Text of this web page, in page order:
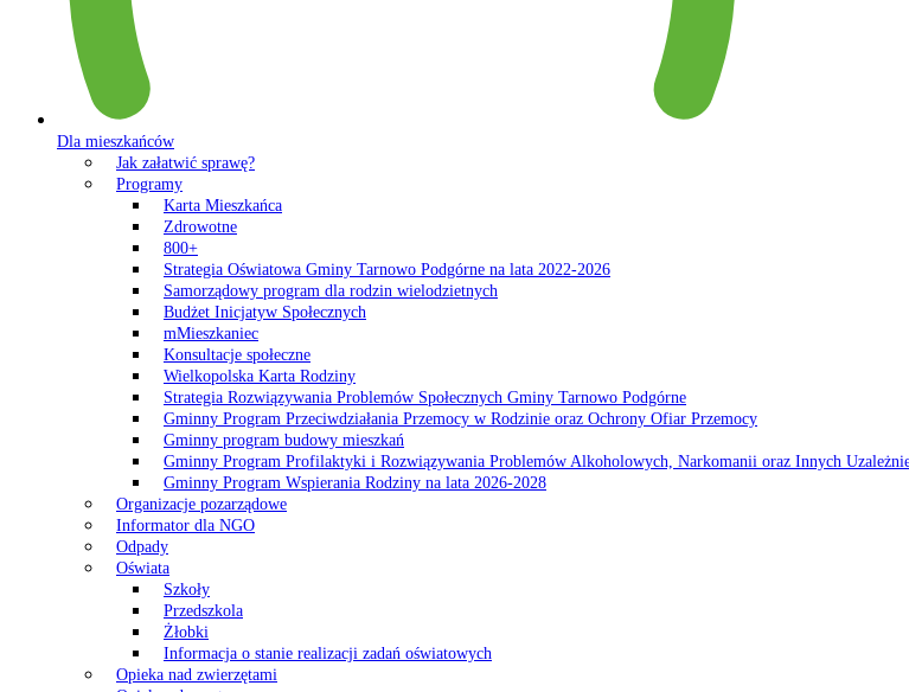
Dla mieszkańców
Jak załatwić sprawę?
Programy
Karta Mieszkańca
Zdrowotne
800+
Strategia Oświatowa Gminy Tarnowo Podgórne na lata 2022-2026
Samorządowy program dla rodzin wielodzietnych
Budżet Inicjatyw Społecznych
mMieszkaniec
Konsultacje społeczne
Wielkopolska Karta Rodziny
Strategia Rozwiązywania Problemów Społecznych Gminy Tarnowo Podgórne
Gminny Program Przeciwdziałania Przemocy w Rodzinie oraz Ochrony Ofiar Przemocy
Gminny program budowy mieszkań
Gminny Program Profilaktyki i Rozwiązywania Problemów Alkoholowych, Narkomanii oraz Innych
Gminny Program Wspierania Rodziny na lata 2026-2028
Organizacje pozarządowe
Informator dla NGO
Odpady
Oświata
Szkoły
Przedszkola
Żłobki
Informacja o stanie realizacji zadań oświatowych
Opieka nad zwierzętami